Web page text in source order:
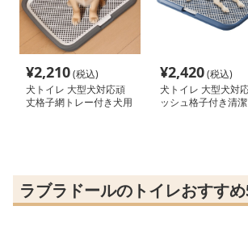
¥2,210(税込)
犬トイレ 大型犬対応頑
丈格子網トレー付き犬用
¥2,420(税込)
犬トイレ 大型犬対
ッシュ格子付き清
ラブラドールのトイレおすす